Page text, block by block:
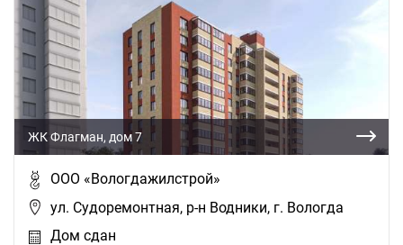
ЖК Флагман, дом 7
ООО «Вологдажилстрой»
ул. Судоремонтная, р-н Водники, г. Вологда
Дом сдан